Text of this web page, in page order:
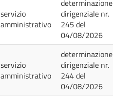
servizio
amministrativo
determinazione
dirigenziale nr.
245 del
04/08/2026
servizio
amministrativo
determinazione
dirigenziale nr.
244 del
04/08/2026